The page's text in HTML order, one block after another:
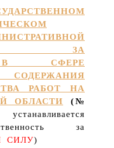
ЗА
В СФЕРЕ
РАБОТ НА
ОБЛАСТИ (№
за
СИЛУ)